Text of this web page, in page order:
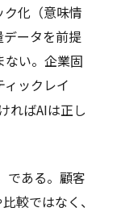
化（意味情
ータを前提
ない。企業固
ックレイ
ればAIは正し
である。顧客
較ではなく、